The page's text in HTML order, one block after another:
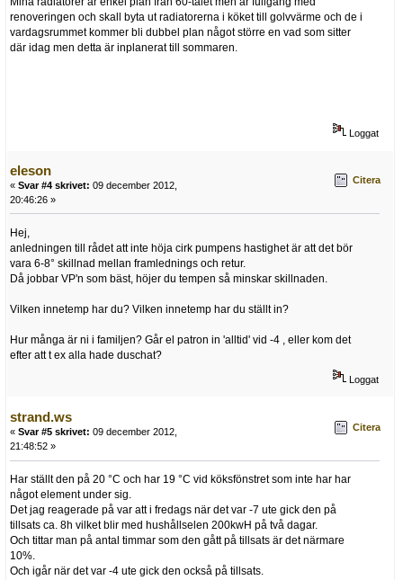
renoveringen och skall byta ut radiatorerna i köket till golvvärme och de i
vardagsrummet kommer bli dubbel plan något större en vad som sitter
där idag men detta är inplanerat till sommaren.
Loggat
eleson
« Svar #4 skrivet: 09 december 2012,
20:46:26 »
Citera
Hej,
anledningen till rådet att inte höja cirk pumpens hastighet är att det bör
vara 6-8° skillnad mellan framlednings och retur.
Då jobbar VP'n som bäst, höjer du tempen så minskar skillnaden.
Vilken innetemp har du? Vilken innetemp har du ställt in?
Hur många är ni i familjen? Går el patron in 'alltid' vid -4 , eller kom det
efter att t ex alla hade duschat?
Loggat
strand.ws
« Svar #5 skrivet: 09 december 2012,
21:48:52 »
Citera
Har ställt den på 20 °C och har 19 °C vid köksfönstret som inte har har
något element under sig.
Det jag reagerade på var att i fredags när det var -7 ute gick den på
tillsats ca. 8h vilket blir med hushållselen 200kwH på två dagar.
Och tittar man på antal timmar som den gått på tillsats är det närmare
10%.
Och igår när det var -4 ute gick den också på tillsats.